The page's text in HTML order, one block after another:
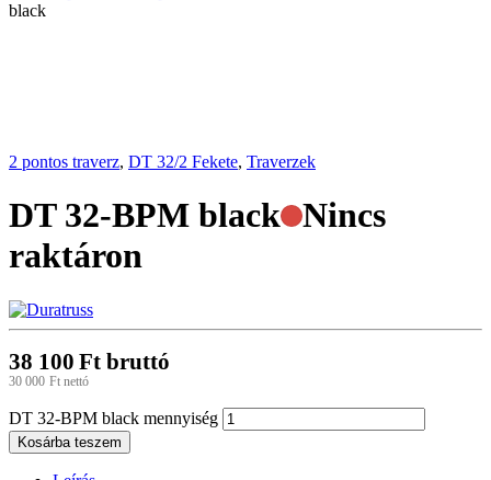
black
2 pontos traverz, DT 32/2 Fekete, Traverzek
DT 32-BPM black Nincs
raktáron
38 100 Ft bruttó
30 000 Ft nettó
DT 32-BPM black mennyiség
Kosárba teszem